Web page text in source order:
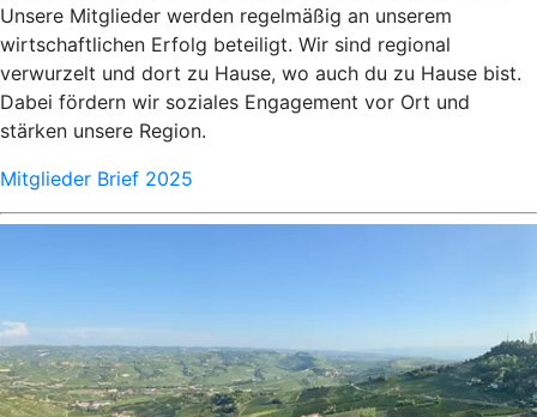
Unsere Mitglieder werden regelmäßig an unserem
wirtschaftlichen Erfolg beteiligt. Wir sind regional
verwurzelt und dort zu Hause, wo auch du zu Hause bist.
Dabei fördern wir soziales Engagement vor Ort und
stärken unsere Region.
Mitglieder Brief 2025